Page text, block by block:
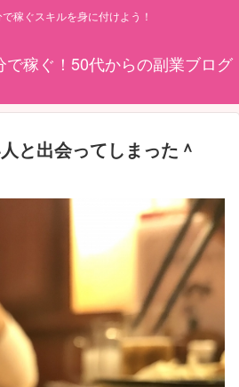
稼ぐスキルを身に付けよう！
稼ぐ！50代からの副業ブログ
と出会ってしまった＾